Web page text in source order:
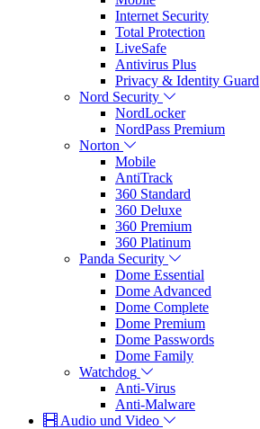
Internet Security
Total Protection
LiveSafe
Antivirus Plus
Privacy & Identity Guard
Nord Security
NordLocker
NordPass Premium
Norton
Mobile
AntiTrack
360 Standard
360 Deluxe
360 Premium
360 Platinum
Panda Security
Dome Essential
Dome Advanced
Dome Complete
Dome Premium
Dome Passwords
Dome Family
Watchdog
Anti-Virus
Anti-Malware
Audio und Video